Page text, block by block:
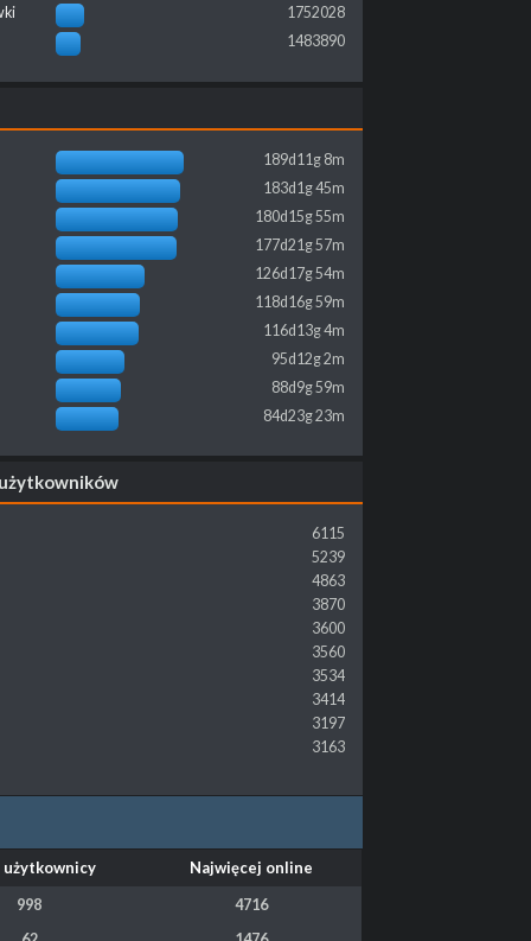
1752028
1483890
189d11g 8m
183d1g 45m
180d15g 55m
177d21g 57m
126d17g 54m
118d16g 59m
116d13g 4m
95d12g 2m
88d9g 59m
84d23g 23m
6115
5239
4863
3870
3600
3560
3534
3414
3197
3163
użytkownicy Najwięcej online
998
4716